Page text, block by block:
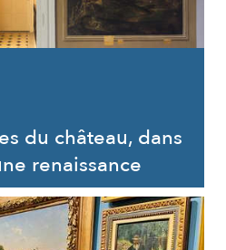
du château, dans
renaissance